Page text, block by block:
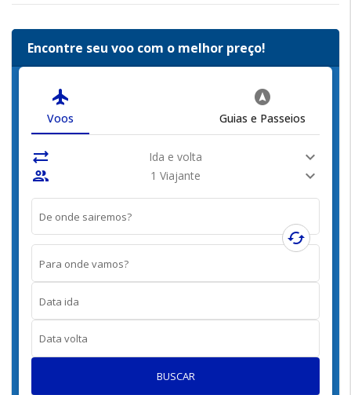
Encontre seu voo com o melhor preço!
flight
Voos
assistant_navigation
Guias e Passeios
sync_alt Ida e volta
expand_more
people
1 Viajante expand_more
De onde sairemos?
cached
Para onde vamos?
Data ida
Data volta
BUSCAR